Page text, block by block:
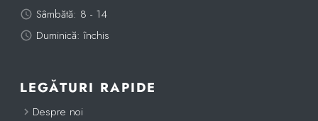
Sâmbătă: 8 - 14
Duminică: închis
LEGĂTURI RAPIDE
Despre noi